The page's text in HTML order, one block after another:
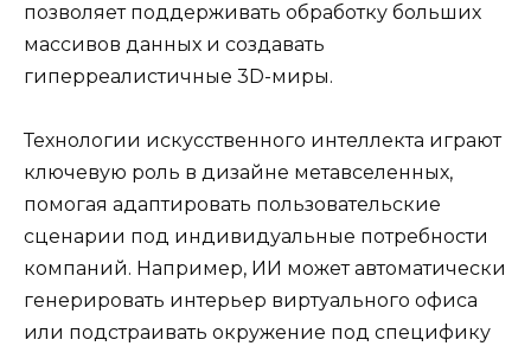
позволяет поддерживать обработку больших
массивов данных и создавать
гиперреалистичные 3D-миры.
Технологии искусственного интеллекта играют
ключевую роль в дизайне метавселенных,
помогая адаптировать пользовательские
сценарии под индивидуальные потребности
компаний. Например, ИИ может автоматически
генерировать интерьер виртуального офиса
или подстраивать окружение под специфику